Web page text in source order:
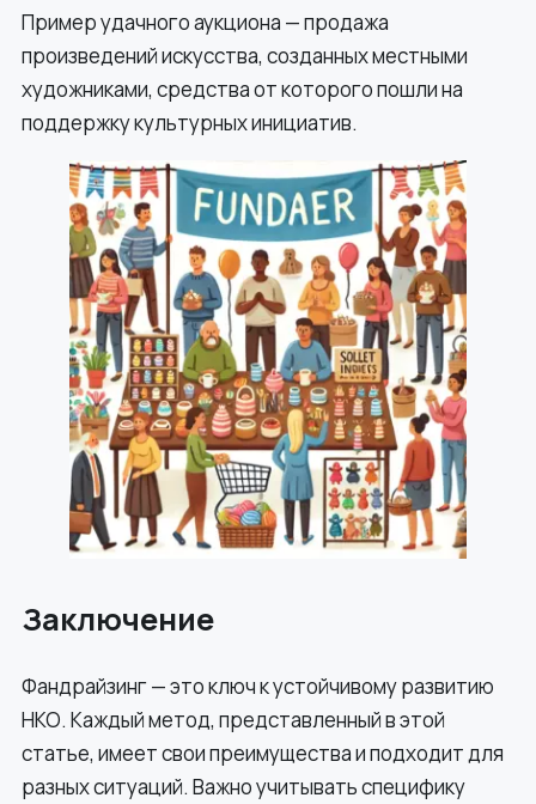
Пример удачного аукциона — продажа
произведений искусства, созданных местными
художниками, средства от которого пошли на
поддержку культурных инициатив.
Заключение
Фандрайзинг — это ключ к устойчивому развитию
НКО. Каждый метод, представленный в этой
статье, имеет свои преимущества и подходит для
разных ситуаций. Важно учитывать специфику